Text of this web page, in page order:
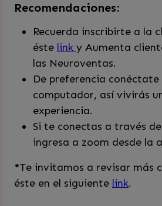
Recomendaciones:
Recuerda inscribirte a la
éste link y Aumenta
las Neuroventas.
De preferencia conéctate
computador, así vivirás
experiencia.
Si te conectas a través
ingresa a zoom desde la
*Te invitamos a revisar más
éste en el siguiente link.